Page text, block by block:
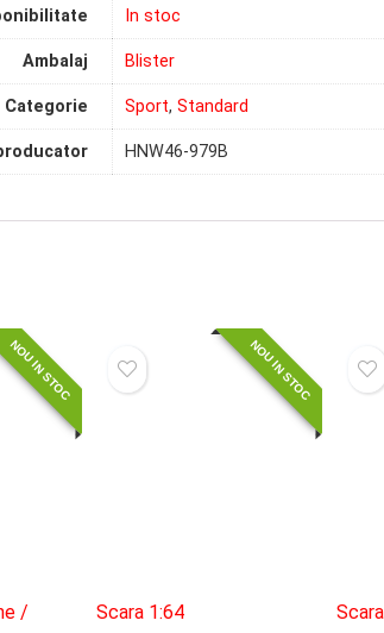
In stoc
Ambalaj Blister
Categorie Sport, Standard
HNW46-979B
NOU IN STOC
/
NOU IN STOC
Scara 1:64